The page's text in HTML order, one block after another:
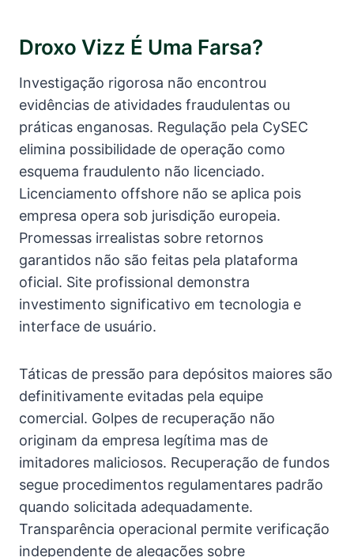
Droxo Vizz É Uma Farsa?
Investigação rigorosa não encontrou
evidências de atividades fraudulentas ou
práticas enganosas. Regulação pela CySEC
elimina possibilidade de operação como
esquema fraudulento não licenciado.
Licenciamento offshore não se aplica pois
empresa opera sob jurisdição europeia.
Promessas irrealistas sobre retornos
garantidos não são feitas pela plataforma
oficial. Site profissional demonstra
investimento significativo em tecnologia e
interface de usuário.
Táticas de pressão para depósitos maiores são
definitivamente evitadas pela equipe
comercial. Golpes de recuperação não
originam da empresa legítima mas de
imitadores maliciosos. Recuperação de fundos
segue procedimentos regulamentares padrão
quando solicitada adequadamente.
Transparência operacional permite verificação
independente de alegações sobre